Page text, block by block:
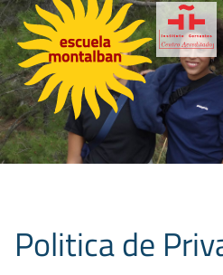
Politica de